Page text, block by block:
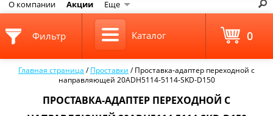
О компании Акции Еще
Главная страница /Проставки /Проставка-адаптер переходной с
направляющей 20ADH5114-5114-SKD-D150
ПРОСТАВКА-АДАПТЕР ПЕРЕХОДНОЙ С
Фильтр Каталог 0